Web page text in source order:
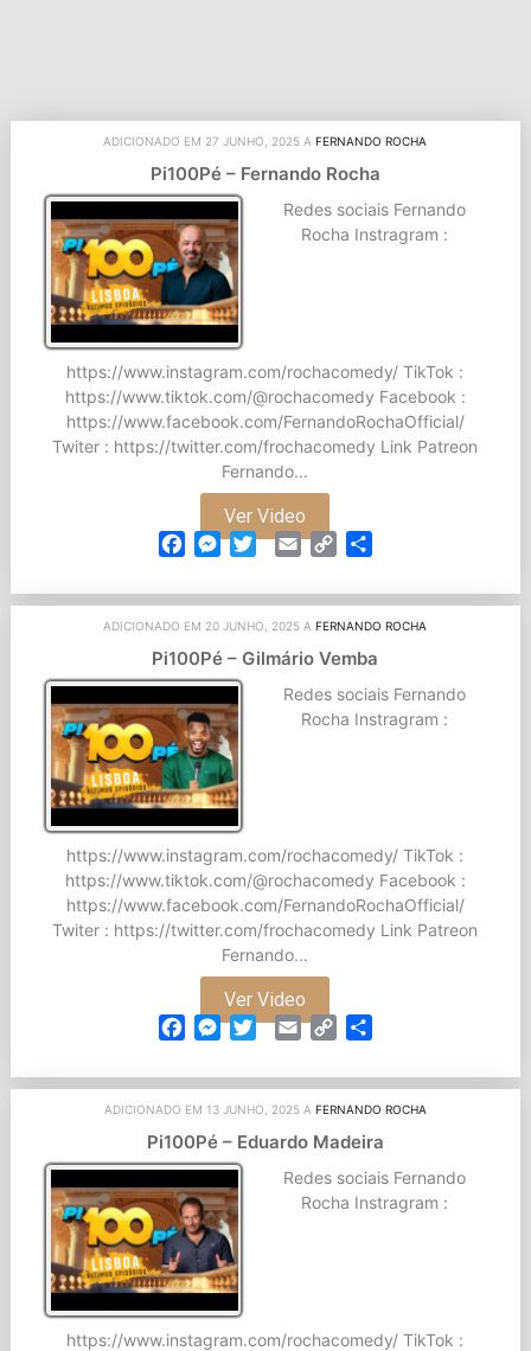
ADICIONADO EM 27 JUNHO, 2025 A FERNANDO ROCHA
Pi100Pé – Fernando Rocha
Redes sociais Fernando
Rocha Instragram :
https://www.instagram.com/rochacomedy/ TikTok :
https://www.tiktok.com/@rochacomedy Facebook :
https://www.facebook.com/FernandoRochaOfficial/
Twiter : https://twitter.com/frochacomedy Link Patreon
Fernando...
Ver Video
Facebook
Messenger
TwitterEmail Copy
ADICIONADO EM 20 JUNHO, 2025 AFERNANDO ROCHA
Pi100Pé – Gilmário Vemba
Redes sociais Fernando
Rocha Instragram :
https://www.instagram.com/rochacomedy/ TikTok :
https://www.tiktok.com/@rochacomedy Facebook :
https://www.facebook.com/FernandoRochaOfficial/
Twiter : https://twitter.com/frochacomedy Link Patreon
Fernando...
Ver Video
Facebook
Messenger
TwitterEmail Copy
ADICIONADO EM 13 JUNHO, 2025 A FERNANDO ROCHA
Pi100Pé – Eduardo Madeira
Redes sociais Fernando
Rocha Instragram :
https://www.instagram.com/rochacomedy/ TikTok :